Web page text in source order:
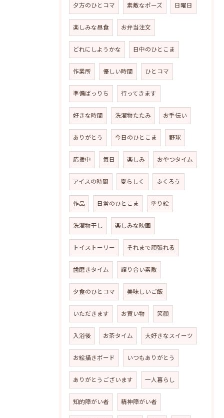
夕方のひとコマ 素敵なポーズ 日曜日
楽しみな昼食 お弁当注文
どれにしようかな 日中のひとこま
作業所 優しい時間 ひとコマ
準備ばっりち 行ってきます
好きな時間 洗濯物たたみ お手伝い
ありがとう 今日のひとこま 野球
応援中 毎日 楽しみ おやつタイム
アイスの時間 夏らしく ふくろう
作品 日常のひとこま 塗り絵
洗濯物干し 楽しみな映画
トイストーリー それまで頑張れる
歯磨きタイム 譲り合い素敵
夕食のひとコマ 美味しいご飯
いただきます お買い物 笑顔
入浴後 お茶タイム 大好きなスイーツ
お絵描きボード いつもありがとう
ありがとうございます 一人暮らし
知的障がい者 精神障がい者